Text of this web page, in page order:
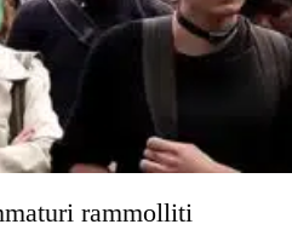
rammolliti